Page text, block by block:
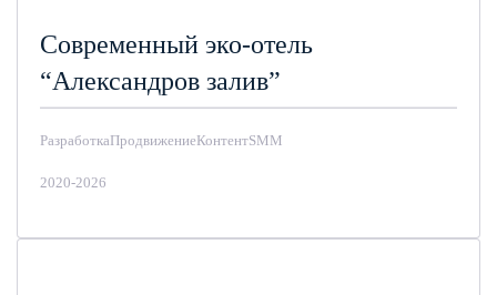
Современный эко-отель
“Александров залив”
РазработкаПродвижениеКонтентSMM
2020-2026